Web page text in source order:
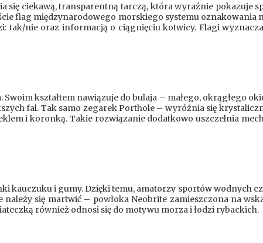
ciekawą, transparentną tarczą, która wyraźnie pokazuje
flag międzynarodowego morskiego systemu
tak/nie oraz informacją o ciągnięciu kotwicy. Flagi
kształtem nawiązuje do bulaja – małego, okrągłego
fal. Tak samo zegarek Porthole – wyróżnia się
i koronką. Takie rozwiązanie dodatkowo uszczelnia
kauczuku i gumy. Dzięki temu, amatorzy sportów wodnych
się martwić – powłoka Neobrite zamieszczona na
również odnosi się do motywu morza i łodzi rybackich.